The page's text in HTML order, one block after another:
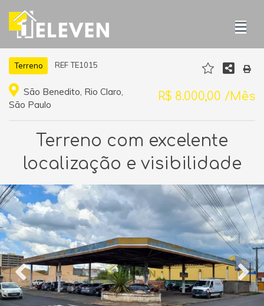
Terreno REF TE1015
São Benedito, Rio Claro,
São Paulo
R$ 8.000,00 /Mês
Terreno com excelente
localização e visibilidade